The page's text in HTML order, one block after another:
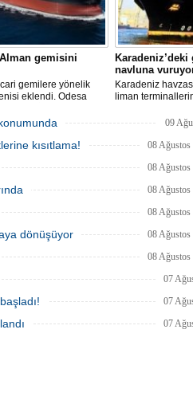
Alman gemisini
gemilere yönelik
eklendi. Odesa
Emil
çıktı; teknik sistemler
tahliye edildi.
navluna
Karadeniz
liman
sekteye uğrattı.
bin doları
fiyatlarında
09
kısıtlama! 08 Ağustos
08 Ağustos
08 Ağustos
08 Ağustos
dönüşüyor 08 Ağustos
08 Ağustos
07
07
07